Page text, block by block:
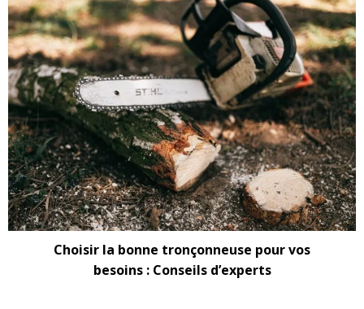
Choisir la bonne tronçonneuse pour vos
besoins : Conseils d’experts